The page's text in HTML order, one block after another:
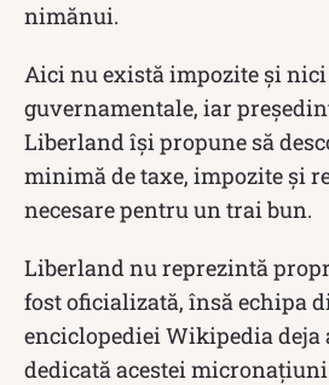
nimănui.
Aici nu există impozite şi
guvernamentale, iar
Liberland îşi propune să
minimă de taxe, impozite şi
necesare pentru un trai bun.
Liberland nu reprezintă
fost oficializată, însă echipa
enciclopediei Wikipedia deja
dedicată acestei